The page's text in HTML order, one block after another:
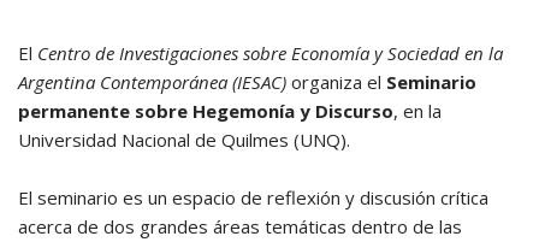
El Centro de Investigaciones sobre Economía y Sociedad en la
Argentina Contemporánea (IESAC) organiza el Seminario
permanente sobre Hegemonía y Discurso, en la
Universidad Nacional de Quilmes (UNQ).
El seminario es un espacio de reflexión y discusión crítica
acerca de dos grandes áreas temáticas dentro de las